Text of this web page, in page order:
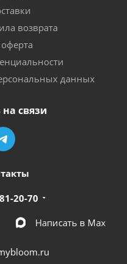
возврата
данных
связи
20-70
Написать в Мах